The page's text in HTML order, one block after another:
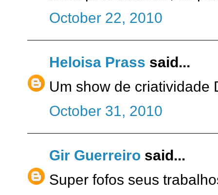
October 22, 2010
Heloisa Prass said...
Um show de criatividade
October 31, 2010
Gir Guerreiro said...
Super fofos seus